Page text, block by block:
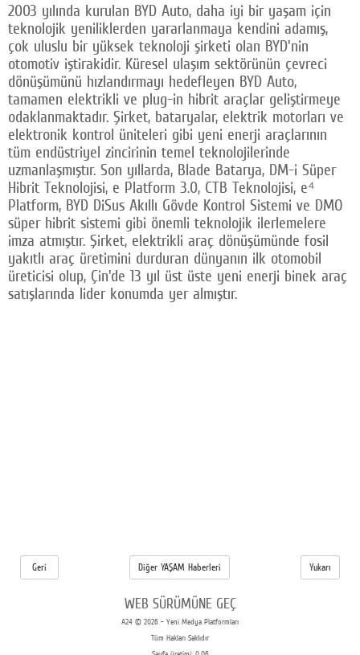
2003 yılında kurulan BYD Auto, daha iyi bir yaşam için
teknolojik yeniliklerden yararlanmaya kendini adamış,
çok uluslu bir yüksek teknoloji şirketi olan BYD'nin
otomotiv iştirakidir. Küresel ulaşım sektörünün çevreci
dönüşümünü hızlandırmayı hedefleyen BYD Auto,
tamamen elektrikli ve plug-in hibrit araçlar geliştirmeye
odaklanmaktadır. Şirket, bataryalar, elektrik motorları ve
elektronik kontrol üniteleri gibi yeni enerji araçlarının
tüm endüstriyel zincirinin temel teknolojilerinde
uzmanlaşmıştır. Son yıllarda, Blade Batarya, DM-i Süper
Hibrit Teknolojisi, e Platform 3.0, CTB Teknolojisi, e⁴
Platform, BYD DiSus Akıllı Gövde Kontrol Sistemi ve DMO
süper hibrit sistemi gibi önemli teknolojik ilerlemelere
imza atmıştır. Şirket, elektrikli araç dönüşümünde fosil
yakıtlı araç üretimini durduran dünyanın ilk otomobil
üreticisi olup, Çin'de 13 yıl üst üste yeni enerji binek araç
satışlarında lider konumda yer almıştır.
Geri Diğer YAŞAM Haberleri Yukarı
WEB SÜRÜMÜNE GEÇ
A24 © 2026 - Yeni Medya Platformları
Tüm Hakları Saklıdır